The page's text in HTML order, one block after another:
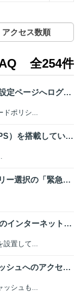
アクセス数順
全254件
【パスワードポリシー設定】beat設定ページへログインする際にパスワード変...
ドポリシ...
【beat-box】無停電電源装置（UPS）を搭載しているか
【コンテンツフィルター】カテゴリー選択の「緊急」と「特殊」はどのようなサイ...
【VPN接続】ブランチライト拠点のインターネット側にルーターを設置すること...
設置して...
検索エンジンが保持しているキャッシュへのアクセスも、フィルタリングの対象に...
ッシュも...